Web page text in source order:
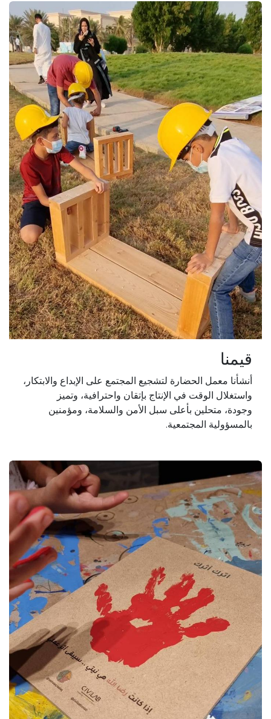
قيمنا
أنشأنا معمل الحضارة لتشجيع المجتمع على الإبداع والابتكار،
واستغلال الوقت في الإنتاج بإتقان واحترافية، وتميز
وجودة، متحلين بأعلى سبل الأمن والسلامة، ومؤمنين
بالمسؤولية المجتمعية.